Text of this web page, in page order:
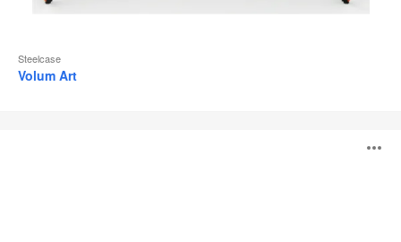
Steelcase
Volum Art